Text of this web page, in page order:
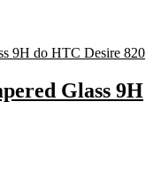
Glass 9H